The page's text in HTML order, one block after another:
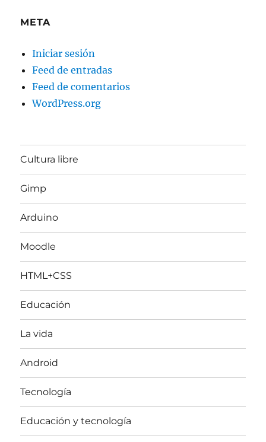
META
Iniciar sesión
Feed de entradas
Feed de comentarios
WordPress.org
Cultura libre
Gimp
Arduino
Moodle
HTML+CSS
Educación
La vida
Android
Tecnología
Educación y tecnología